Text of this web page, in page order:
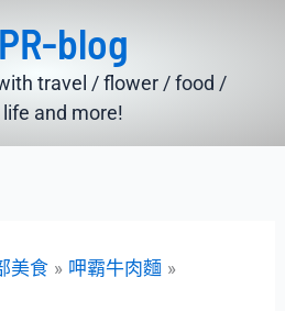
PR-blog
travel / flower / food /
life and more!
美食
呷霸牛肉麵